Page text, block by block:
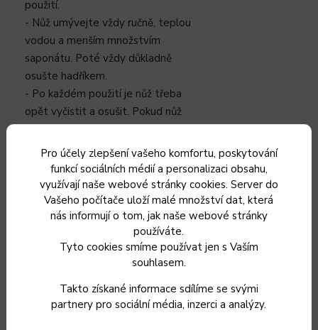
Pro účely zlepšení vašeho komfortu, poskytování
funkcí sociálních médií a personalizaci obsahu,
využívají naše webové stránky cookies. Server do
Vašeho počítače uloží malé množství dat, která
nás informují o tom, jak naše webové stránky
používáte.
Tyto cookies smíme používat jen s Vaším
souhlasem.
Takto získané informace sdílíme se svými
partnery pro sociální média, inzerci a analýzy.
použití.
- Nůž umývejte vždy ručně, teplou
vodou a menším množstvím
saponátu. Poté vždy důkladně
osušte hadříkem.
- Po každém použití je nůž třeba
opět vyčistit a osušit. Pokud nůž
zůstane příliš dlouho v kontaktu s
kapalinami nebo jinými látkami,
mohou se objevit rezavé skvrny.
- Pokud nůž delší dobu nepoužíváte,
je vhodné jej lehce potřít olivovým
nebo slunečnicovým olejem.
- Dřevěné rukojeti lze po vyschnutí
ošetřit olejem. Doporučuje se typ
olejů, které se používají k péči o
dřevěná servírovací a krájecí prkýnka.